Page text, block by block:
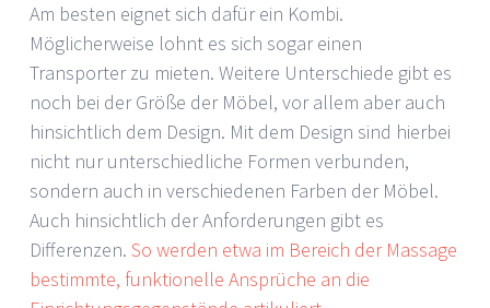
Am besten eignet sich dafür ein Kombi.
Möglicherweise lohnt es sich sogar einen
Transporter zu mieten. Weitere Unterschiede gibt es
noch bei der Größe der Möbel, vor allem aber auch
hinsichtlich dem Design. Mit dem Design sind hierbei
nicht nur unterschiedliche Formen verbunden,
sondern auch in verschiedenen Farben der Möbel.
Auch hinsichtlich der Anforderungen gibt es
Differenzen. So werden etwa im Bereich der Massage
bestimmte, funktionelle Ansprüche an die